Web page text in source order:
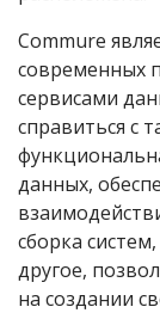
Commure
современных
сервисами
справиться с
данных,
сборка
другое,
на создании